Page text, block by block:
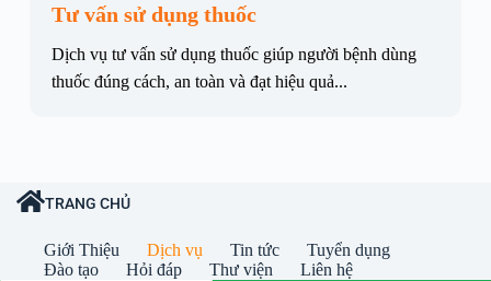
Tư vấn sử dụng thuốc
Dịch vụ tư vấn sử dụng thuốc giúp người bệnh dùng
thuốc đúng cách, an toàn và đạt hiệu quả...
TRANG CHỦ
Giới Thiệu Dịch vụ Tin tức
Tuyển dụng
Đào tạo
Hỏi đáp Thư viện Liên hệ